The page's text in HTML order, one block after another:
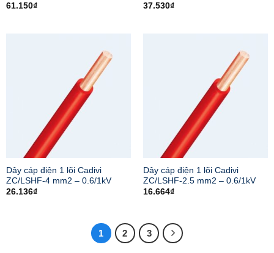
61.150₫
37.530₫
Dây cáp điện 1 lõi Cadivi
ZC/LSHF-4 mm2 – 0.6/1kV
26.136₫
Dây cáp điện 1 lõi Cadivi
ZC/LSHF-2.5 mm2 – 0.6/1kV
16.664₫
1 2 3